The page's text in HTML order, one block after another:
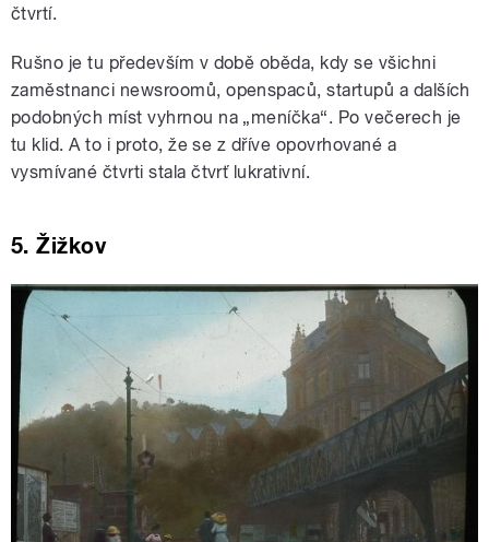
čtvrtí.
Rušno je tu především v době oběda, kdy se všichni
zaměstnanci newsroomů, openspaců, startupů a dalších
podobných míst vyhrnou na „meníčka“. Po večerech je
tu klid. A to i proto, že se z dříve opovrhované a
vysmívané čtvrti stala čtvrť lukrativní.
5. Žižkov